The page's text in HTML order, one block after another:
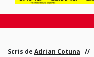
Scris de Adrian Cotuna